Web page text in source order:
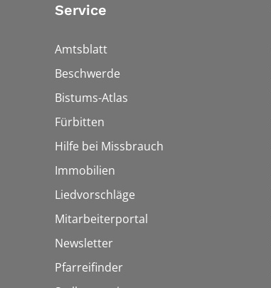
Service
Amtsblatt
Beschwerde
Bistums-Atlas
Fürbitten
Hilfe bei Missbrauch
Immobilien
Liedvorschläge
Mitarbeiterportal
Newsletter
Pfarreifinder